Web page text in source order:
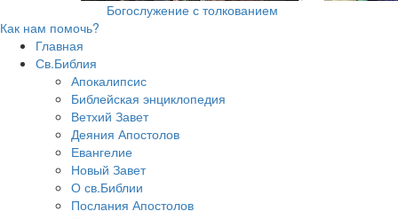
Богослужение с толкованием
Как нам помочь?
Главная
Св.Библия
Апокалипсис
Библейская энциклопедия
Ветхий Завет
Деяния Апостолов
Евангелие
Новый Завет
О св.Библии
Послания Апостолов